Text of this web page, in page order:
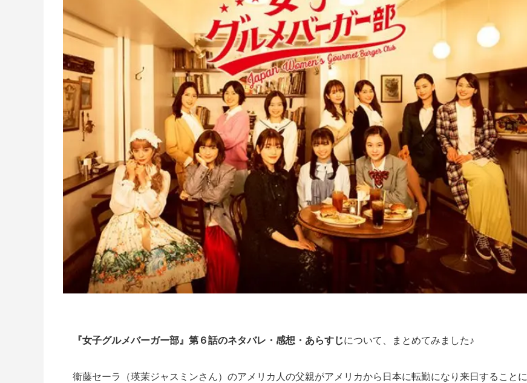
『女子グルメバーガー部』第６話のネタバレ・感想・あらすじについて、まとめてみました♪
衞藤セーラ（瑛茉ジャスミンさん）のアメリカ人の父親がアメリカから日本に転勤になり来日することに